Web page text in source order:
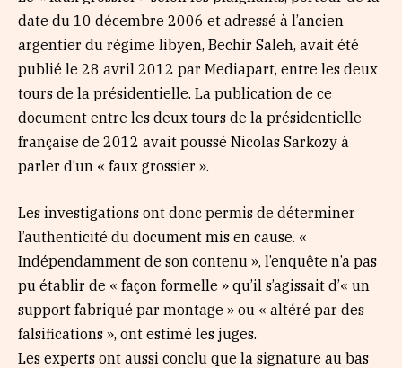
date du 10 décembre 2006 et adressé à l’ancien
argentier du régime libyen, Bechir Saleh, avait été
publié le 28 avril 2012 par Mediapart, entre les deux
tours de la présidentielle. La publication de ce
document entre les deux tours de la présidentielle
française de 2012 avait poussé Nicolas Sarkozy à
parler d’un « faux grossier ».
Les investigations ont donc permis de déterminer
l’authenticité du document mis en cause. «
Indépendamment de son contenu », l’enquête n’a pas
pu établir de « façon formelle » qu’il s’agissait d’« un
support fabriqué par montage » ou « altéré par des
falsifications », ont estimé les juges.
Les experts ont aussi conclu que la signature au bas